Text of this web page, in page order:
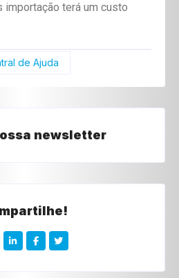
terá um custo
de Ajuda
newsletter